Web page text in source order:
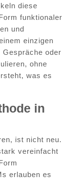
diese
funktionaler
und
einzigen
oder
ohne
was es
in
ist nicht neu.
vereinfacht
erlauben es